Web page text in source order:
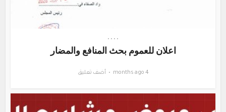
• • • •
اعلان للعموم بحث المنافع والمضار
4 months ago أضف تعليق